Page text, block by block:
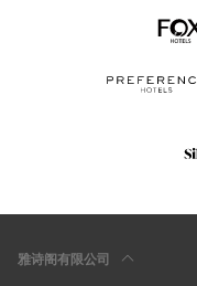
雅诗阁有限公司